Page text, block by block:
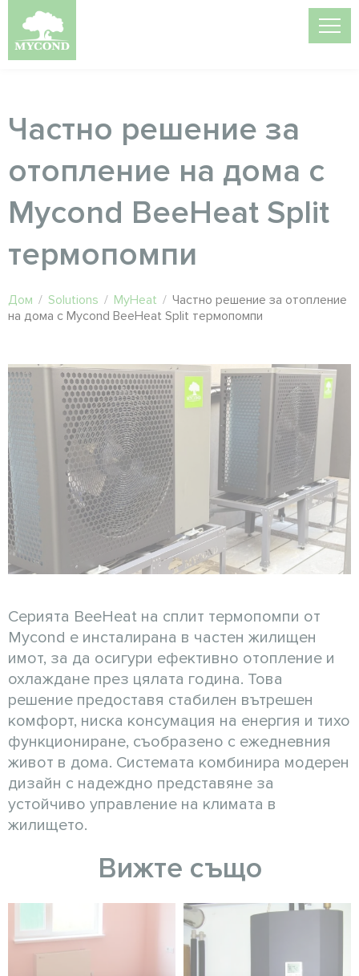
Частно решение за
отопление на дома с
Mycond BeeHeat Split
термопомпи
Дом / Solutions / MyHeat / Частно решение за отопление
на дома с Mycond BeeHeat Split термопомпи
Серията BeeHeat на сплит термопомпи от
Mycond е инсталирана в частен жилищен
имот, за да осигури ефективно отопление и
охлаждане през цялата година. Това
решение предоставя стабилен вътрешен
комфорт, ниска консумация на енергия и тихо
функциониране, съобразено с ежедневния
живот в дома. Системата комбинира модерен
дизайн с надеждно представяне за
устойчиво управление на климата в
жилището.
Вижте също